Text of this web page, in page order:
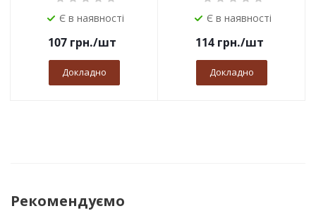
Є в наявності
107грн./шт
Докладно
Є в наявності
114грн./шт
Докладно
Рекомендуємо